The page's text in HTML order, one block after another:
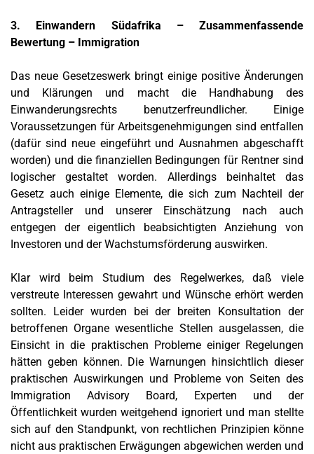
3. Einwandern Südafrika – Zusammenfassende
Bewertung – Immigration
Das neue Gesetzeswerk bringt einige positive Änderungen
und Klärungen und macht die Handhabung des
Einwanderungsrechts benutzerfreundlicher. Einige
Voraussetzungen für Arbeitsgenehmigungen sind entfallen
(dafür sind neue eingeführt und Ausnahmen abgeschafft
worden) und die finanziellen Bedingungen für Rentner sind
logischer gestaltet worden. Allerdings beinhaltet das
Gesetz auch einige Elemente, die sich zum Nachteil der
Antragsteller und unserer Einschätzung nach auch
entgegen der eigentlich beabsichtigten Anziehung von
Investoren und der Wachstumsförderung auswirken.
Klar wird beim Studium des Regelwerkes, daß viele
verstreute Interessen gewahrt und Wünsche erhört werden
sollten. Leider wurden bei der breiten Konsultation der
betroffenen Organe wesentliche Stellen ausgelassen, die
Einsicht in die praktischen Probleme einiger Regelungen
hätten geben können. Die Warnungen hinsichtlich dieser
praktischen Auswirkungen und Probleme von Seiten des
Immigration Advisory Board, Experten und der
Öffentlichkeit wurden weitgehend ignoriert und man stellte
sich auf den Standpunkt, von rechtlichen Prinzipien könne
nicht aus praktischen Erwägungen abgewichen werden und